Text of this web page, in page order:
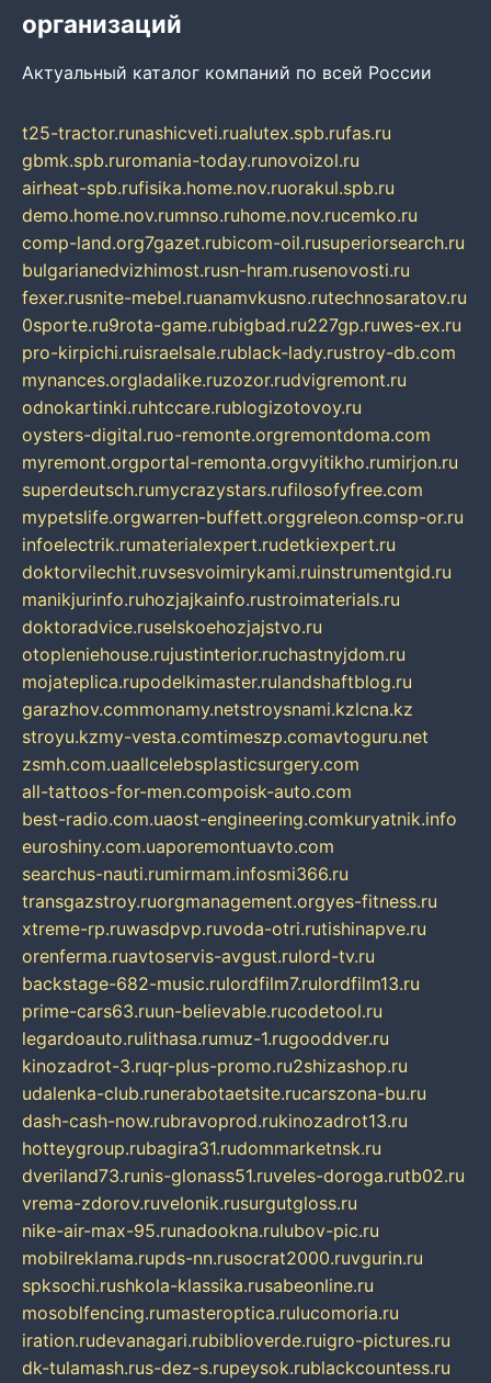
организаций
Актуальный каталог компаний по всей России
t25-tractor.runashicveti.rualutex.spb.rufas.ru
gbmk.spb.ruromania-today.runovoizol.ru
airheat-spb.rufisika.home.nov.ruorakul.spb.ru
demo.home.nov.rumnso.ruhome.nov.rucemko.ru
comp-land.org7gazet.rubicom-oil.rusuperiorsearch.ru
bulgarianedvizhimost.rusn-hram.rusenovosti.ru
fexer.rusnite-mebel.ruanamvkusno.rutechnosaratov.ru
0sporte.ru9rota-game.rubigbad.ru227gp.ruwes-ex.ru
pro-kirpichi.ruisraelsale.rublack-lady.rustroy-db.com
mynances.orgladalike.ruzozor.rudvigremont.ru
odnokartinki.ruhtccare.rublogizotovoy.ru
oysters-digital.ruo-remonte.orgremontdoma.com
myremont.orgportal-remonta.orgvyitikho.rumirjon.ru
superdeutsch.rumycrazystars.rufilosofyfree.com
mypetslife.orgwarren-buffett.orggreleon.comsp-or.ru
infoelectrik.rumaterialexpert.rudetkiexpert.ru
doktorvilechit.ruvsesvoimirykami.ruinstrumentgid.ru
manikjurinfo.ruhozjajkainfo.rustroimaterials.ru
doktoradvice.ruselskoehozjajstvo.ru
otopleniehouse.rujustinterior.ruchastnyjdom.ru
mojateplica.rupodelkimaster.rulandshaftblog.ru
garazhov.commonamy.netstroysnami.kzlcna.kz
stroyu.kzmy-vesta.comtimeszp.comavtoguru.net
zsmh.com.uaallcelebsplasticsurgery.com
all-tattoos-for-men.compoisk-auto.com
best-radio.com.uaost-engineering.comkuryatnik.info
euroshiny.com.uaporemontuavto.com
searchus-nauti.rumirmam.infosmi366.ru
transgazstroy.ruorgmanagement.orgyes-fitness.ru
xtreme-rp.ruwasdpvp.ruvoda-otri.rutishinapve.ru
orenferma.ruavtoservis-avgust.rulord-tv.ru
backstage-682-music.rulordfilm7.rulordfilm13.ru
prime-cars63.ruun-believable.rucodetool.ru
legardoauto.rulithasa.rumuz-1.rugooddver.ru
kinozadrot-3.ruqr-plus-promo.ru2shizashop.ru
udalenka-club.runerabotaetsite.rucarszona-bu.ru
dash-cash-now.rubravoprod.rukinozadrot13.ru
hotteygroup.rubagira31.rudommarketnsk.ru
dveriland73.runis-glonass51.ruveles-doroga.rutb02.ru
vrema-zdorov.ruvelonik.rusurgutgloss.ru
nike-air-max-95.runadookna.rulubov-pic.ru
mobilreklama.rupds-nn.rusocrat2000.ruvgurin.ru
spksochi.rushkola-klassika.rusabeonline.ru
mosoblfencing.rumasteroptica.rulucomoria.ru
iration.rudevanagari.rubiblioverde.ruigro-pictures.ru
dk-tulamash.rus-dez-s.rupeysok.rublackcountess.ru